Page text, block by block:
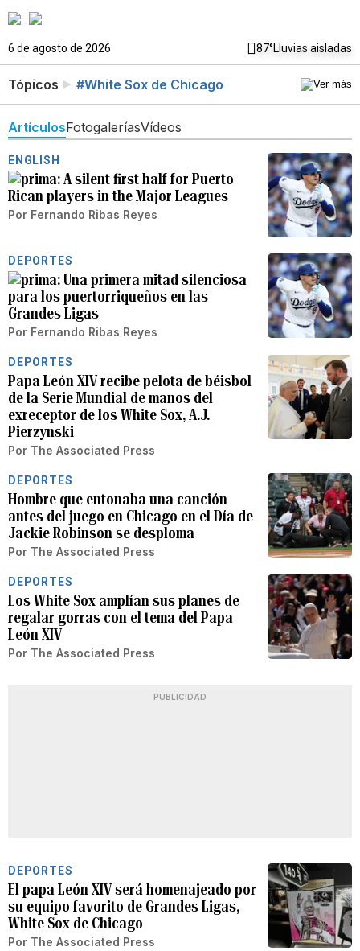
6 de agosto de 2026 87°Lluvias aisladas
Tópicos #White Sox de Chicago
ArtículosFotogaleríasVídeos
ENGLISH
A silent first half for Puerto
Rican players in the Major Leagues
Por Fernando Ribas Reyes
DEPORTES
Una primera mitad silenciosa
para los puertorriqueños en las
Grandes Ligas
Por Fernando Ribas Reyes
DEPORTES
Papa León XIV recibe pelota de béisbol
de la Serie Mundial de manos del
exreceptor de los White Sox, A.J.
Pierzynski
Por The Associated Press
DEPORTES
Hombre que entonaba una canción
antes del juego en Chicago en el Día de
Jackie Robinson se desploma
Por The Associated Press
DEPORTES
Los White Sox amplían sus planes de
regalar gorras con el tema del Papa
León XIV
Por The Associated Press
PUBLICIDAD
DEPORTES
El papa León XIV será homenajeado por
su equipo favorito de Grandes Ligas,
White Sox de Chicago
Por The Associated Press